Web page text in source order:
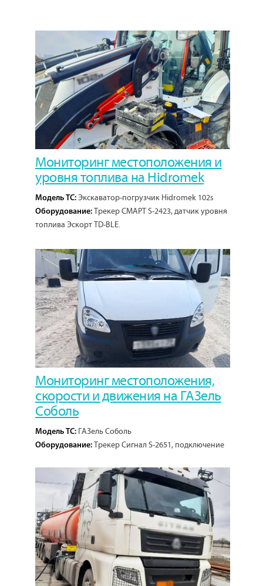
Мониторинг местоположения и
уровня топлива на Hidromek
Модель ТС: Экскаватор-погрузчик Hidromek 102s
Оборудование: Трекер СМАРТ S-2423, датчик уровня
топлива Эскорт TD-BLE.
Мониторинг местоположения,
скорости и движения на ГАЗель
Соболь
Модель ТС: ГАЗель Соболь
Оборудование: Трекер Сигнал S-2651, подключение